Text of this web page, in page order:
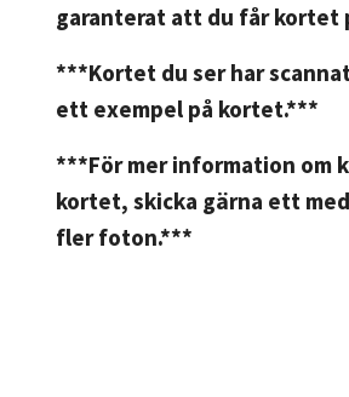
garanterat att du får kortet
***Kortet du ser har
ett exempel på kortet.***
***För mer information om
kortet, skicka gärna ett
fler foton.***